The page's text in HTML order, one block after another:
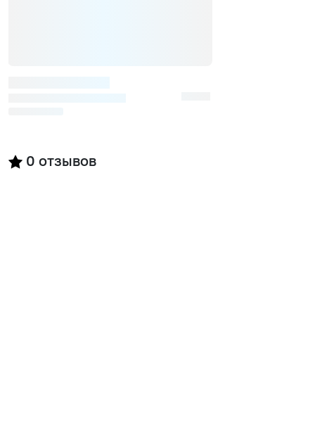
0 отзывов